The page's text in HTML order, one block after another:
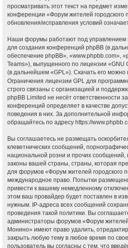
просматривать этот текст на предмет
конференции «Форум жителей городского
обновления/исправления условий
Наши форумы работают под управлением
для создания конференций phpBB (в
обеспечение phpBB», «www.phpbb.com»,
Teams»), выпущенного по лицензии «GNU
(в дальнейшем «GPL»). Скачать его можно
Ограничения лицензии GPL для
строго связаны с организацией и
phpBB Limited не несёт ответственности
конференций определяет в качестве
поведения в них. За дополнительной
обращайтесь по адресу https://
Вы соглашаетесь не размещать
клеветнических сообщений,
национальной розни и прочих сообщений,
законы вашей страны, страны, которая
для форумов «Форум жителей городского
международное право. Попытки
привести к вашему немедленному
этом ваш провайдер будет поставлен в
нужным. IP-адреса всех сообщений
проведения такой политики. Вы
администраторы форумов «Форум жителей
Монино» имеют право удалить,
закрыть любую тему в любое время по
пользователь вы согласны с тем, что